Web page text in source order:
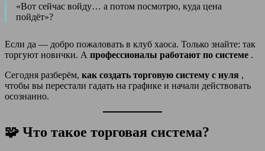
«Вот сейчас войду… а потом посмотрю, куда цена
пойдёт»?
Если да — добро пожаловать в клуб хаоса. Только знайте: так
торгуют новички. А профессионалы работают по системе .
Сегодня разберём, как создать торговую систему с нуля ,
чтобы вы перестали гадать на графике и начали действовать
осознанно.
🧩 Что такое торговая система?